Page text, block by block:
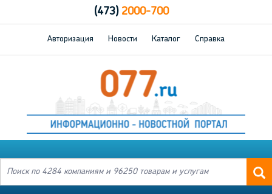
(473)2000-700
Авторизация Новости Каталог Справка